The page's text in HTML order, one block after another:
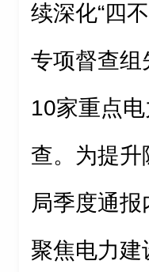
续深化“四
专项督查组
10家重点
查。为提升
局季度通
聚焦电力